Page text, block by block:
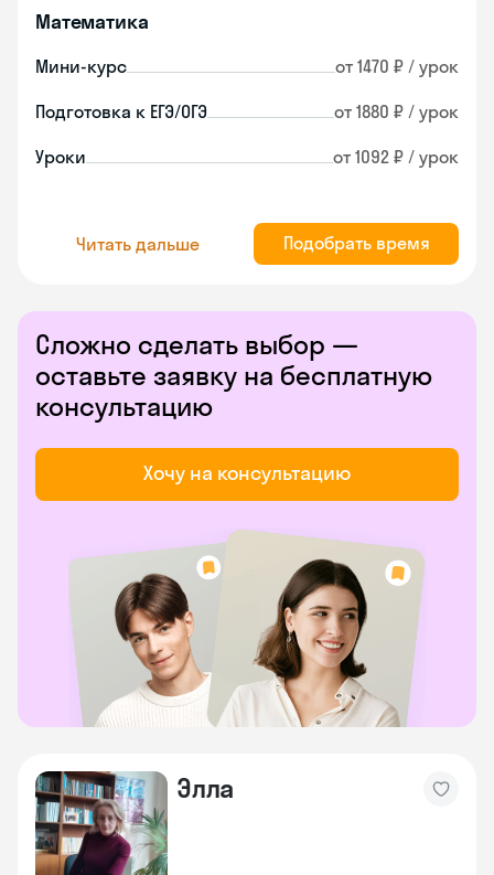
Математика
Мини-курс от 1470 ₽ / урок
Подготовка к ЕГЭ/ОГЭ от 1880 ₽ / урок
Уроки от 1092 ₽ / урок
Читать дальше Подобрать время
Сложно сделать выбор —
оставьте заявку на бесплатную
консультацию
Хочу на консультацию
Элла